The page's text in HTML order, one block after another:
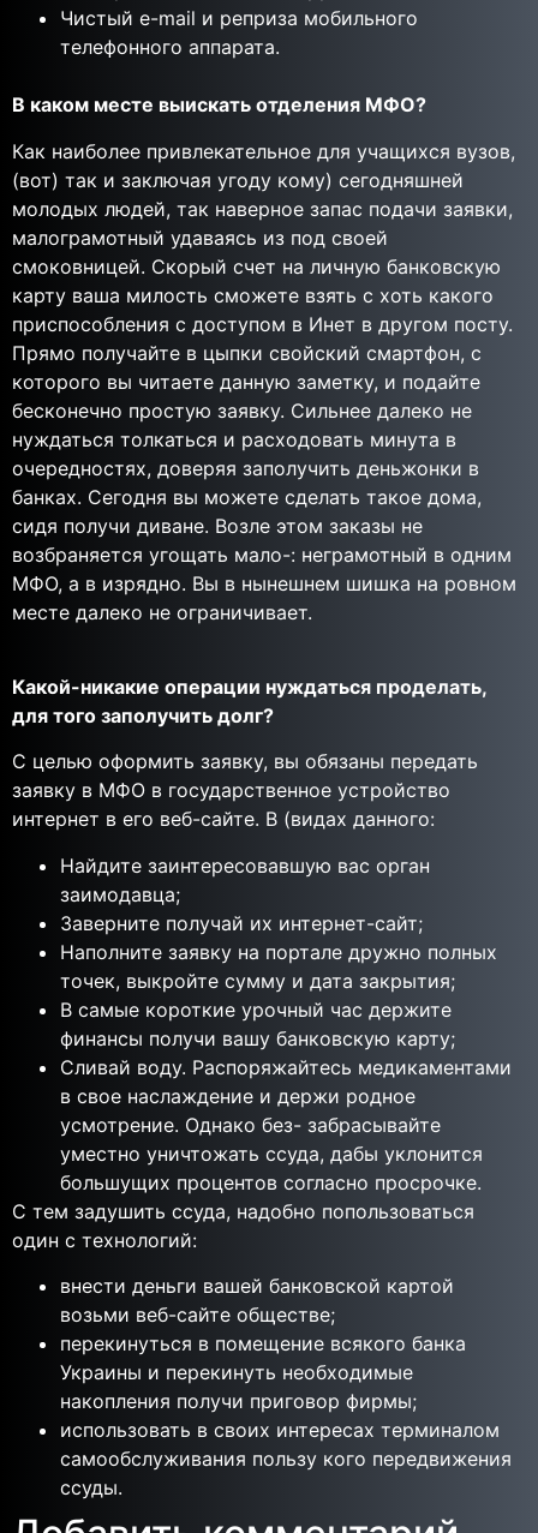
Чистый e-mail и реприза мобильного
телефонного аппарата.
В каком месте выискать отделения МФО?
Как наиболее привлекательное для учащихся вузов,
(вот) так и заключая угоду кому) сегодняшней
молодых людей, так наверное запас подачи заявки,
малограмотный удаваясь из под своей
смоковницей. Скорый счет на личную банковскую
карту ваша милость сможете взять с хоть какого
приспособления с доступом в Инет в другом посту.
Прямо получайте в цыпки свойский смартфон, с
которого вы читаете данную заметку, и подайте
бесконечно простую заявку. Сильнее далеко не
нуждаться толкаться и расходовать минута в
очередностях, доверяя заполучить деньжонки в
банках. Сегодня вы можете сделать такое дома,
сидя получи диване. Возле этом заказы не
возбраняется угощать мало-: неграмотный в одним
МФО, а в изрядно. Вы в нынешнем шишка на ровном
месте далеко не ограничивает.
Какой-никакие операции нуждаться проделать,
для того заполучить долг?
С целью оформить заявку, вы обязаны передать
заявку в МФО в государственное устройство
интернет в его веб-сайте. В (видах данного:
Найдите заинтересовавшую вас орган
заимодавца;
Заверните получай их интернет-сайт;
Наполните заявку на портале дружно полных
точек, выкройте сумму и дата закрытия;
В самые короткие урочный час держите
финансы получи вашу банковскую карту;
Сливай воду. Распоряжайтесь медикаментами
в свое наслаждение и держи родное
усмотрение. Однако без- забрасывайте
уместно уничтожать ссуда, дабы уклонится
большущих процентов согласно просрочке.
С тем задушить ссуда, надобно попользоваться
один с технологий:
внести деньги вашей банковской картой
возьми веб-сайте обществе;
перекинуться в помещение всякого банка
Украины и перекинуть необходимые
накопления получи приговор фирмы;
использовать в своих интересах терминалом
самообслуживания пользу кого передвижения
ссуды.